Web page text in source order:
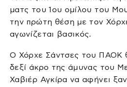
ματς του 1ου ομίλου του
την πρώτη θέση με τον
αγωνίζεται βασικός.
Ο Χόρχε Σάντσες του ΠΑΟΚ
δεξί άκρο της άμυνας του
Χαβιέρ Αγκίρα να αφήνει